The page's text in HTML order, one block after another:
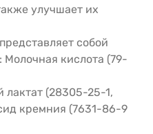
улучшает их
собой
Молочная кислота (79-
лактат (28305-25-1,
кремния (7631-86-9